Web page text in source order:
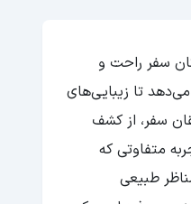
سفر راحت و
تا زیبایی‌های
سفر، از کشف
متفاوتی که
طبیعی